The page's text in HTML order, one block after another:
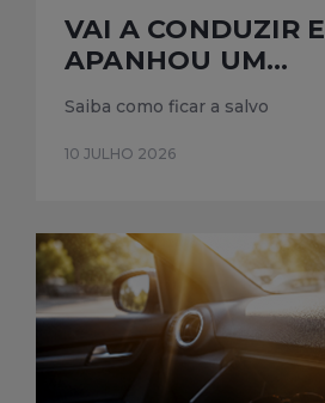
VAI A CONDUZIR E
APANHOU UM...
Saiba como ficar a salvo
10 JULHO 2026